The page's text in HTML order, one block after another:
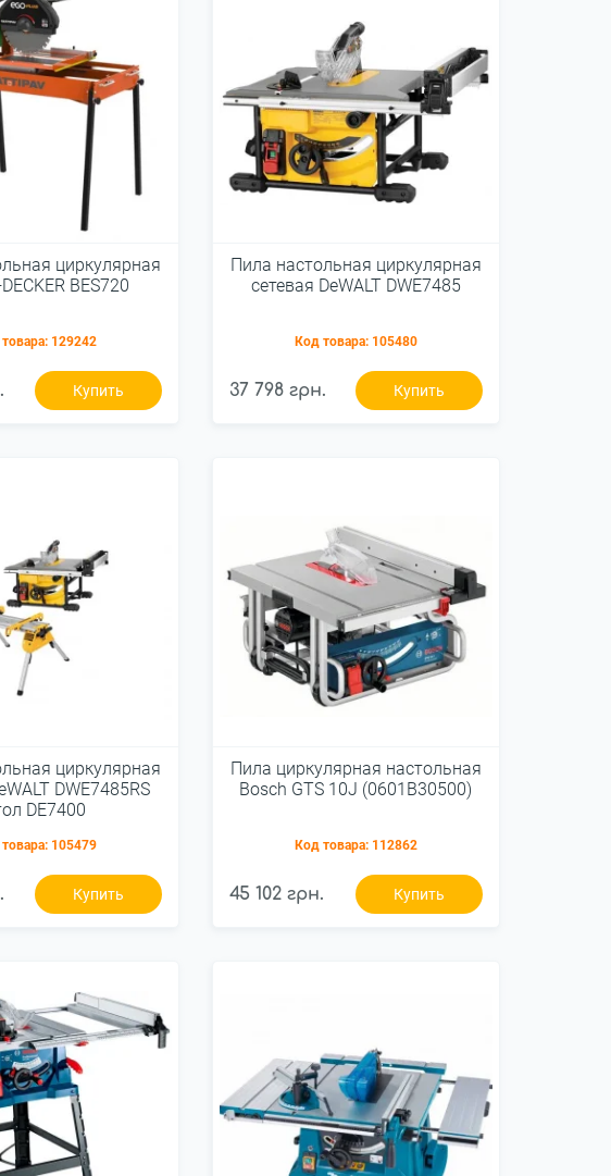
циркулярная
BES720
129242
Купить
Пила настольная циркулярная
сетевая DeWALT DWE7485
Код товара: 105480
37 798 грн. Купить
циркулярная
DWE7485RS
DE7400
105479
Купить
Пила циркулярная настольная
Bosch GTS 10J (0601B30500)
Код товара: 112862
45 102 грн. Купить